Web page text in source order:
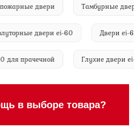
двери Тамбурные
двери ei-60 Двери ei-60
60 для прачечной Глухие
в выборе товара?